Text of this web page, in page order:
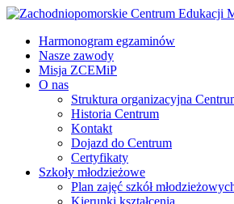
Harmonogram egzaminów
Nasze zawody
Misja ZCEMiP
O nas
Struktura organizacyjna
Historia Centrum
Kontakt
Dojazd do Centrum
Certyfikaty
Szkoły młodzieżowe
Plan zajęć szkół
Kierunki kształcenia